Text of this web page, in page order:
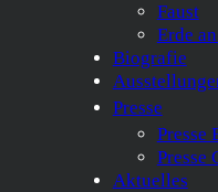
Faust
Erde
Biografie
Presse
Presse
Presse
Aktuelles